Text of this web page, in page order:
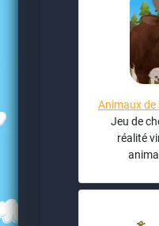
Animaux de
Jeu de
réalité